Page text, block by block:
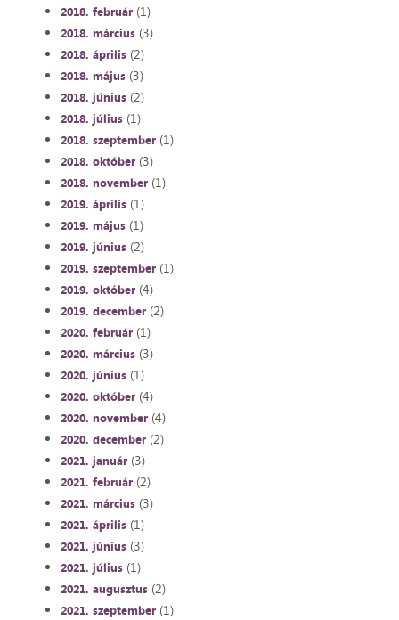
2018. február(1)
2018. március(3)
2018. április(2)
2018. május(3)
2018. június(2)
2018. július(1)
2018. szeptember(1)
2018. október(3)
2018. november(1)
2019. április(1)
2019. május(1)
2019. június(2)
2019. szeptember(1)
2019. október(4)
2019. december(2)
2020. február(1)
2020. március(3)
2020. június(1)
2020. október(4)
2020. november(4)
2020. december(2)
2021. január(3)
2021. február(2)
2021. március(3)
2021. április(1)
2021. június(3)
2021. július(1)
2021. augusztus(2)
2021. szeptember(1)